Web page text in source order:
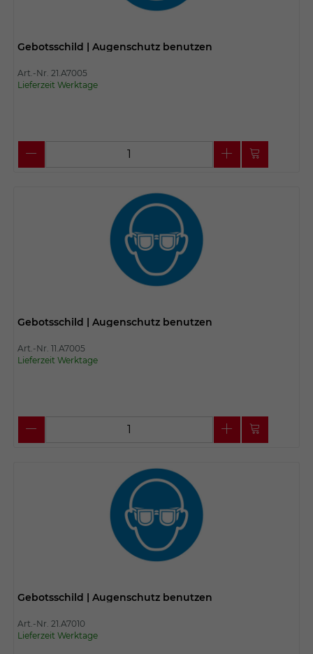
Gebotsschild | Augenschutz benutzen
Art.-Nr. 21.A7005
Lieferzeit Werktage
Gebotsschild | Augenschutz benutzen
Art.-Nr. 11.A7005
Lieferzeit Werktage
Gebotsschild | Augenschutz benutzen
Art.-Nr. 21.A7010
Lieferzeit Werktage